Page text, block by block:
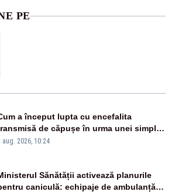
PE
a început lupta cu encefalita
de căpușe în urma unei simple
aug. 2026, 10:24
Sănătății activează planurile
caniculă: echipaje de ambulanță